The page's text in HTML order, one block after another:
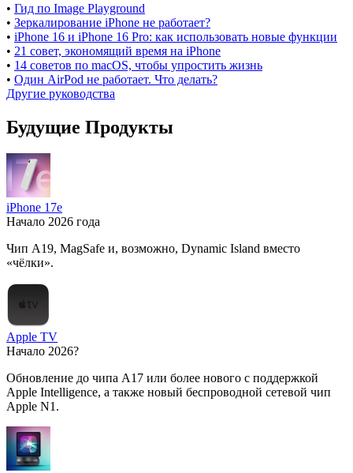
• Гид по Image Playground
• Зеркалирование iPhone не работает?
• iPhone 16 и iPhone 16 Pro: как использовать новые функции
• 21 совет, экономящий время на iPhone
• 14 советов по macOS, чтобы упростить жизнь
• Один AirPod не работает. Что делать?
Другие руководства
Будущие Продукты
iPhone 17e
Начало 2026 года
Чип A19, MagSafe и, возможно, Dynamic Island вместо
«чёлки».
Apple TV
Начало 2026?
Обновление до чипа A17 или более нового с поддержкой
Apple Intelligence, а также новый беспроводной сетевой чип
Apple N1.